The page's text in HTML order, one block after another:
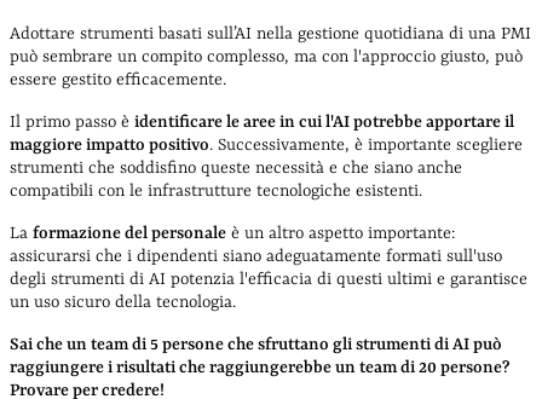
Adottare strumenti basati sull’AI nella gestione quotidiana di una PMI
può sembrare un compito complesso, ma con l'approccio giusto, può
essere gestito efficacemente.
Il primo passo è identificare le aree in cui l'AI potrebbe apportare il
maggiore impatto positivo. Successivamente, è importante scegliere
strumenti che soddisfino queste necessità e che siano anche
compatibili con le infrastrutture tecnologiche esistenti.
La formazione del personale è un altro aspetto importante:
assicurarsi che i dipendenti siano adeguatamente formati sull'uso
degli strumenti di AI potenzia l'efficacia di questi ultimi e garantisce
un uso sicuro della tecnologia.
Sai che un team di 5 persone che sfruttano gli strumenti di AI può
raggiungere i risultati che raggiungerebbe un team di 20 persone?
Provare per credere!